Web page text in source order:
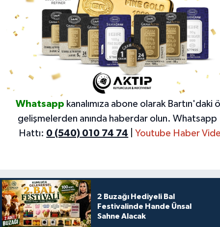
Whatsapp kanalımıza abone olarak Bartın'daki
gelişmelerden anında haberdar olun. Whatsapp
Hattı: 0 (540) 010 74 74 Youtube Haber
2 Buzağı Hediyeli Bal
Festivalinde Hande Ünsal
Sahne Alacak